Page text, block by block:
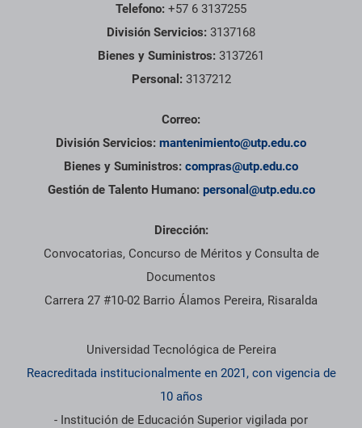
Telefono: +57 6 3137255
División Servicios: 3137168
Bienes y Suministros: 3137261
Personal: 3137212
Correo:
División Servicios: mantenimiento@utp.edu.co
Bienes y Suministros: compras@utp.edu.co
Gestión de Talento Humano: personal@utp.edu.co
Dirección:
Convocatorias, Concurso de Méritos y Consulta de
Documentos
Carrera 27 #10-02 Barrio Álamos Pereira, Risaralda
Información institucional
Universidad Tecnológica de Pereira
Reacreditada institucionalmente en 2021, con vigencia de
10 años
- Institución de Educación Superior vigilada por